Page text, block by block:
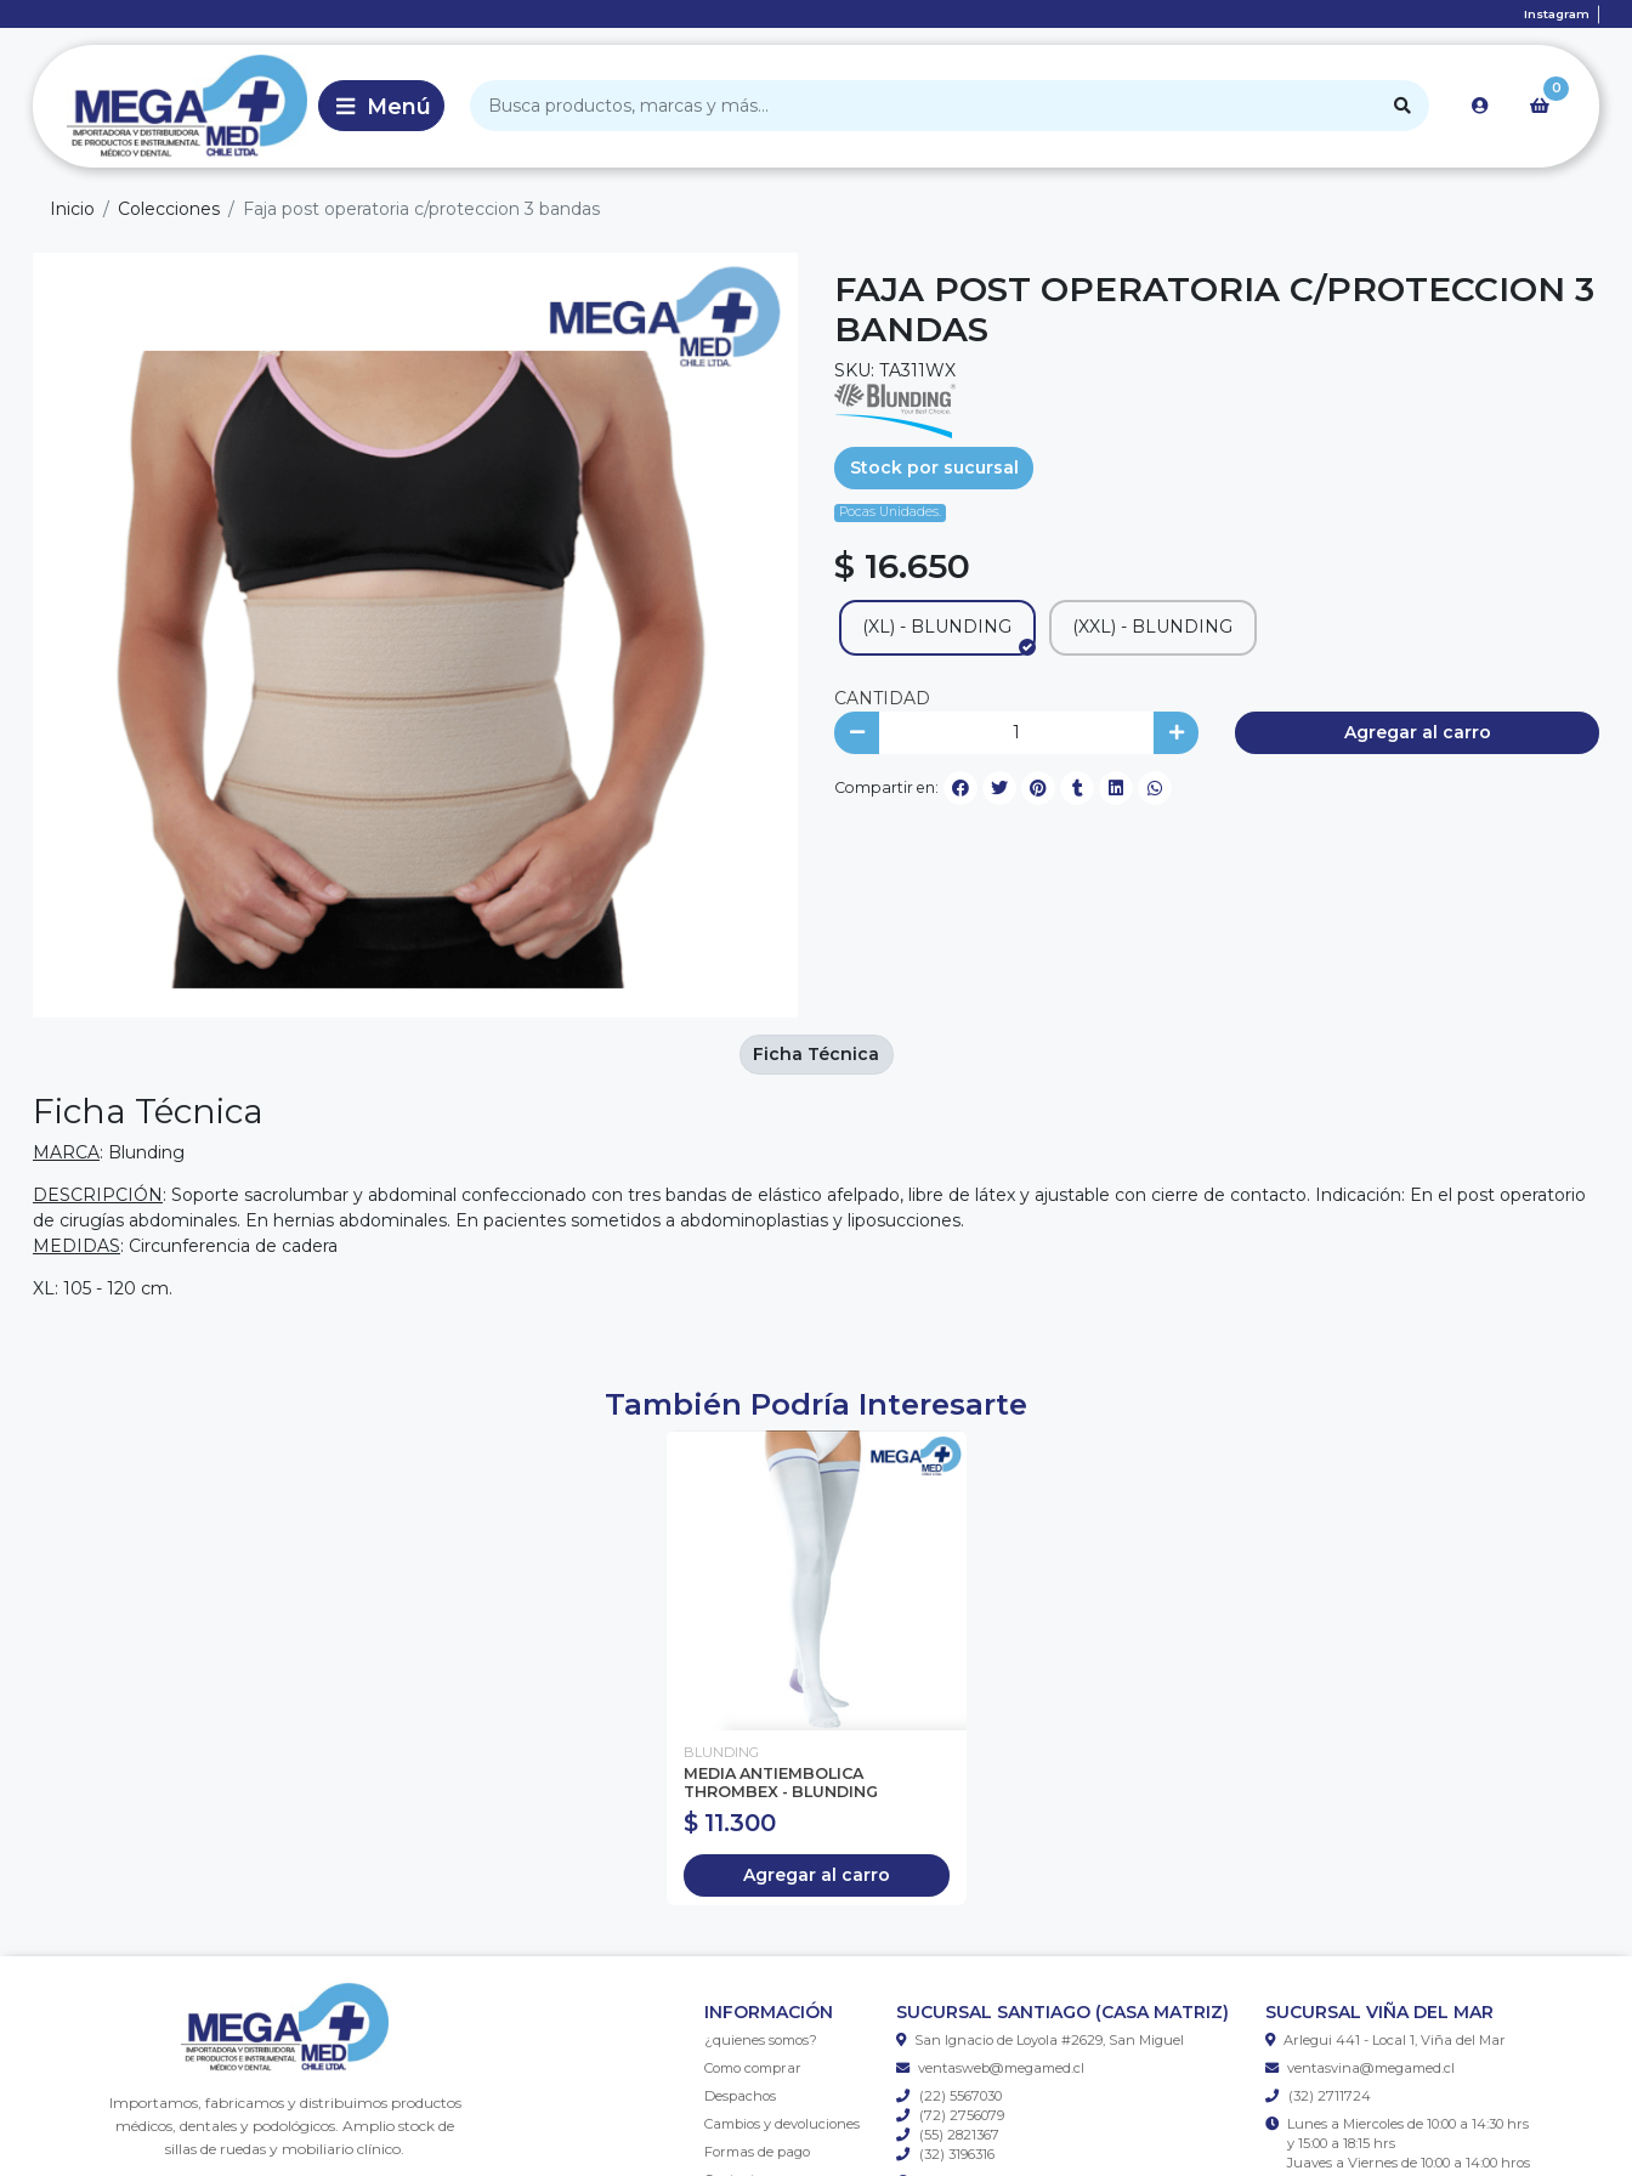
Instagram
0
Inicio Colecciones Faja post operatoria c/proteccion 3 bandas
FAJA POST OPERATORIA C/PROTECCION 3
BANDAS
SKU: TA311WX
Stock por sucursal
Pocas Unidades.
$ 16.650
(XL) - BLUNDING (XXL) - BLUNDING
CANTIDAD
Agregar al carro
Compartir en:
Ficha Técnica
MARCA: Blunding
DESCRIPCIÓN: Soporte sacrolumbar y abdominal confeccionado con tres bandas de elástico afelpado, libre de látex y ajustable con cierre de contacto. Indicación: En el post operatorio
de cirugías abdominales. En hernias abdominales. En pacientes sometidos a abdominoplastias y liposucciones.
MEDIDAS: Circunferencia de cadera
XL: 105 - 120 cm.
Ficha Técnica
También Podría Interesarte
BLUNDING
MEDIA ANTIEMBOLICA
THROMBEX - BLUNDING
$ 11.300
Agregar al carro
Importamos, fabricamos y distribuimos productos
médicos, dentales y podológicos. Amplio stock de
sillas de ruedas y mobiliario clínico.
INFORMACIÓN
¿quienes somos?
Como comprar
Despachos
Cambios y devoluciones
Formas de pago
SUCURSAL SANTIAGO (CASA MATRIZ)
San Ignacio de Loyola #2629, San Miguel
ventasweb@megamed.cl
(22) 5567030
(72) 2756079
(55) 2821367
(32) 3196316
SUCURSAL VIÑA DEL MAR
Arlegui 441 - Local 1, Viña del Mar
ventasvina@megamed.cl
(32) 2711724
Lunes a Miercoles de 10:00 a 14:30 hrs
y 15:00 a 18:15 hrs
Juaves a Viernes de 10:00 a 14:00 hros